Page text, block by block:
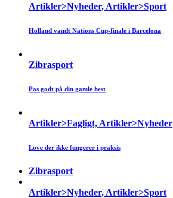
Artikler>Nyheder, Artikler>Sport
Holland vandt Nations Cup-finale i Barcelona
Zibrasport
Pas godt på din gamle hest
Artikler>Fagligt, Artikler>Nyheder
Love der ikke fungerer i praksis
Zibrasport
Artikler>Nyheder, Artikler>Sport